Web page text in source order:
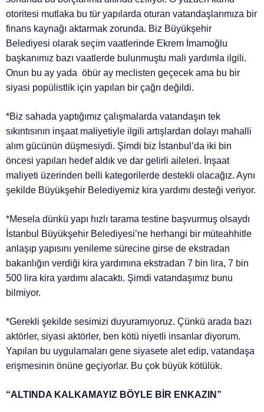
otoritesi mutlaka bu tür yapılarda oturan vatandaşlarımıza bir
finans kaynağı aktarmak zorunda. Biz Büyükşehir
Belediyesi olarak seçim vaatlerinde Ekrem İmamoğlu
başkanımız bazı vaatlerde bulunmuştu mali yardımla ilgili.
Onun bu ay yada öbür ay meclisten geçecek ama bu bir
siyasi popülistlik için yapılan bir çağrı değildi.
*Biz sahada yaptığımız çalışmalarda vatandaşın tek
sıkıntısının inşaat maliyetiyle ilgili artışlardan dolayı mahalli
alım gücünün düşmesiydi. Şimdi biz İstanbul’da iki bin
öncesi yapıları hedef aldık ve dar gelirli aileleri. İnşaat
maliyeti üzerinden belli kategorilerde destekli olacağız. Aynı
şekilde Büyükşehir Belediyemiz kira yardımı desteği veriyor.
*Mesela dünkü yapı hızlı tarama testine başvurmuş olsaydı
İstanbul Büyükşehir Belediyesi’ne herhangi bir müteahhitle
anlaşıp yapısını yenileme sürecine girse de ekstradan
bakanlığın verdiği kira yardımına ekstradan 7 bin lira, 7 bin
500 lira kira yardımı alacaktı. Şimdi vatandaşımız bunu
bilmiyor.
*Gerekli şekilde sesimizi duyuramıyoruz. Çünkü arada bazı
aktörler, siyasi aktörler, ben kötü niyetli insanlar diyorum.
Yapılan bu uygulamaları gene siyasete alet edip, vatandaşa
erişmesinin önüne geçiyorlar. Bu çok büyük kötülük.
“ALTINDA KALKAMAYIZ BÖYLE BİR ENKAZIN”